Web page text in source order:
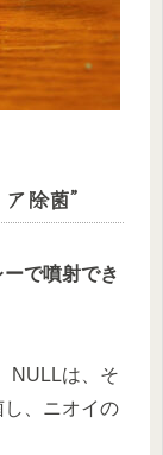
除菌”
で噴射でき
NULLは、そ
し、ニオイの